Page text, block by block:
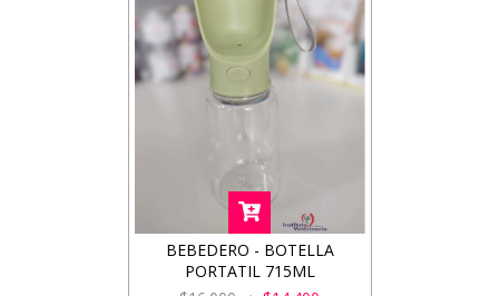
BEBEDERO - BOTELLA
PORTATIL 715ML